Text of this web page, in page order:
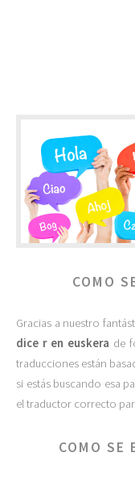
COMO
Gracias a nuestro
dice r en euskera de
traducciones están
si estás buscando esa
el traductor correcto
COMO SE